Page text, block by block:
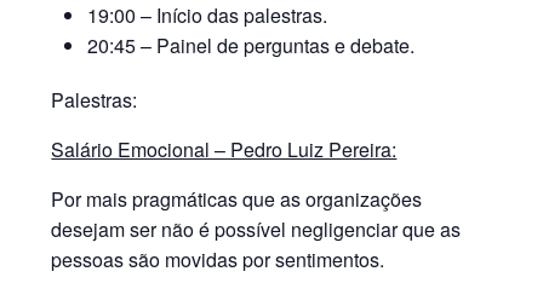
19:00 – Início das palestras.
20:45 – Painel de perguntas e debate.
Palestras:
Salário Emocional – Pedro Luiz Pereira:
Por mais pragmáticas que as organizações
desejam ser não é possível negligenciar que as
pessoas são movidas por sentimentos.